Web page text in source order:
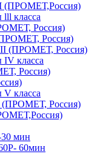
(ПРОМЕТ,Россия)
класса
Россия)
Россия)
(ПРОМЕТ, Россия)
IV класса
Россия)
класса
Россия)
30 мин
60мин